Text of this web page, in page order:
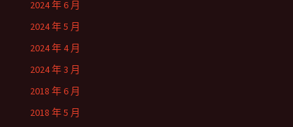
2024 年 6 月
2024 年 5 月
2024 年 4 月
2024 年 3 月
2018 年 6 月
2018 年 5 月